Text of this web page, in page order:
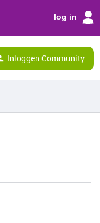
log in
Inloggen Community